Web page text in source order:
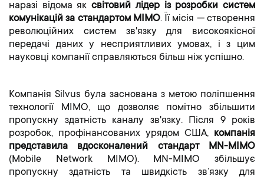
наразі відома яксвітовий лідер із розробки систем
комунікацій за стандартом MIMO. Її місія — створення
революційних систем зв'язку для високоякісної
передачі даних у несприятливих умовах, і з цим
науковці компанії справляються більш ніж успішно.
Компанія Silvus була заснована з метою поліпшення
технології MIMO, що дозволяє помітно збільшити
пропускну здатність каналу зв'язку. Після 9 років
розробок, профінансованих урядом США, компанія
представила вдосконалений стандарт MN-MIMO
(Mobile Network MIMO). MN-MIMO збільшує
пропускну здатність та швидкість зв’язку для